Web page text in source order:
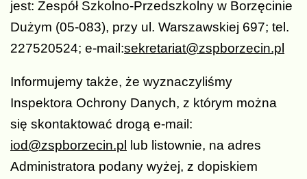
jest: Zespół Szkolno-Przedszkolny w Borzęcinie
Dużym (05-083), przy ul. Warszawskiej 697; tel.
227520524; e-mail:sekretariat@zspborzecin.pl
Informujemy także, że wyznaczyliśmy
Inspektora Ochrony Danych, z którym można
się skontaktować drogą e-mail:
iod@zspborzecin.pl lub listownie, na adres
Administratora podany wyżej, z dopiskiem